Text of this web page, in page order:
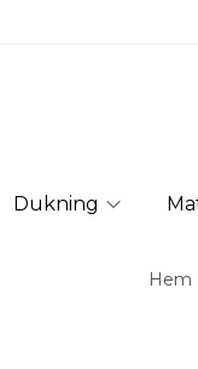
Dukning
Hem